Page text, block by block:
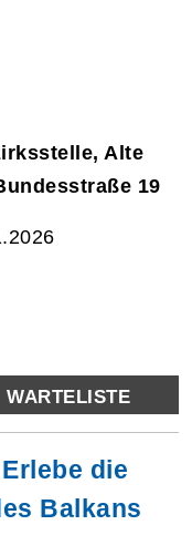
Alte
19
WARTELISTE
die
Balkans